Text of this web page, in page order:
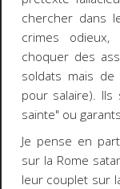
chercher dans
crimes
choquer des
soldats mais
pour salaire).
sainte" ou
Je pense en
sur la Rome
leur couplet sur